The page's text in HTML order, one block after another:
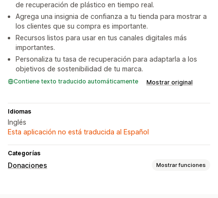
de recuperación de plástico en tiempo real.
Agrega una insignia de confianza a tu tienda para mostrar a
los clientes que su compra es importante.
Recursos listos para usar en tus canales digitales más
importantes.
Personaliza tu tasa de recuperación para adaptarla a los
objetivos de sostenibilidad de tu marca.
Contiene texto traducido automáticamente Mostrar original
Idiomas
Inglés
Esta aplicación no está traducida al Español
Categorías
Donaciones Mostrar funciones